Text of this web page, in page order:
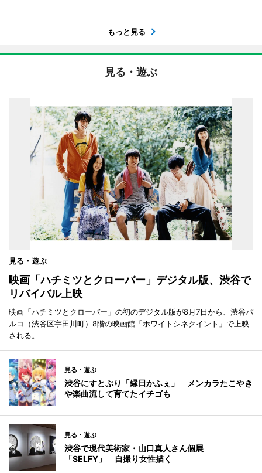
もっと見る
見る・遊ぶ
見る・遊ぶ
映画「ハチミツとクローバー」デジタル版、渋谷で
リバイバル上映
映画「ハチミツとクローバー」の初のデジタル版が8月7日から、渋谷パ
ルコ（渋谷区宇田川町）8階の映画館「ホワイトシネクイント」で上映
される。
見る・遊ぶ
渋谷にすとぷり「縁日かふぇ」 メンカラたこやき
や楽曲流して育てたイチゴも
見る・遊ぶ
渋谷で現代美術家・山口真人さん個展
「SELFY」 自撮り女性描く